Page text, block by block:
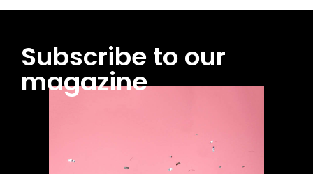
Subscribe to our
magazine